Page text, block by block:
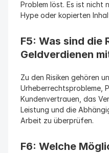
Problem löst. Es ist nicht
Hype oder kopierten
F5: Was sind die
Geldverdienen
Zu den Risiken gehören
Urheberrechtsprobleme,
Kundenvertrauen, das
Leistung und die
Arbeit zu überprüfen.
F6: Welche